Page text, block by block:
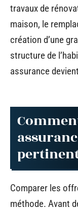
travaux de
maison, le
création d’une
structure de
assurance
Comparer les
méthode. Avant